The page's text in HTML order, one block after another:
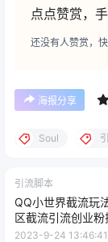
点点赞赏，
还没有人赞赏，
海报分享
Soul
引流脚本
QQ小世界截流玩
区截流引流创业
App 脚本）
2023-9-24 13:46:41